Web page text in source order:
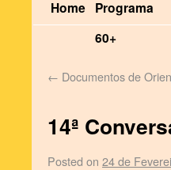
Home Programa
60+
← Documentos de
14ª
Posted on 24 de